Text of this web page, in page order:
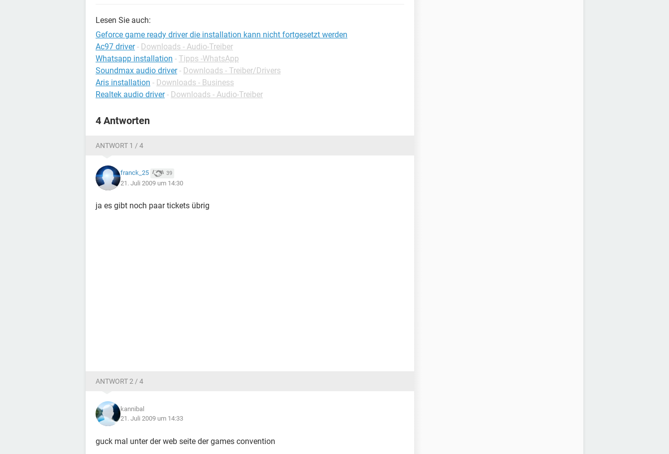
Lesen Sie auch:
Geforce game ready driver die installation kann nicht fortgesetzt werden
Ac97 driver - Downloads - Audio-Treiber
Whatsapp installation - Tipps -WhatsApp
Soundmax audio driver - Downloads - Treiber/Drivers
Aris installation - Downloads - Business
Realtek audio driver - Downloads - Audio-Treiber
4 Antworten
ANTWORT 1 / 4
franck_25 39
21. Juli 2009 um 14:30
ja es gibt noch paar tickets übrig
ANTWORT 2 / 4
kannibal
21. Juli 2009 um 14:33
guck mal unter der web seite der games convention